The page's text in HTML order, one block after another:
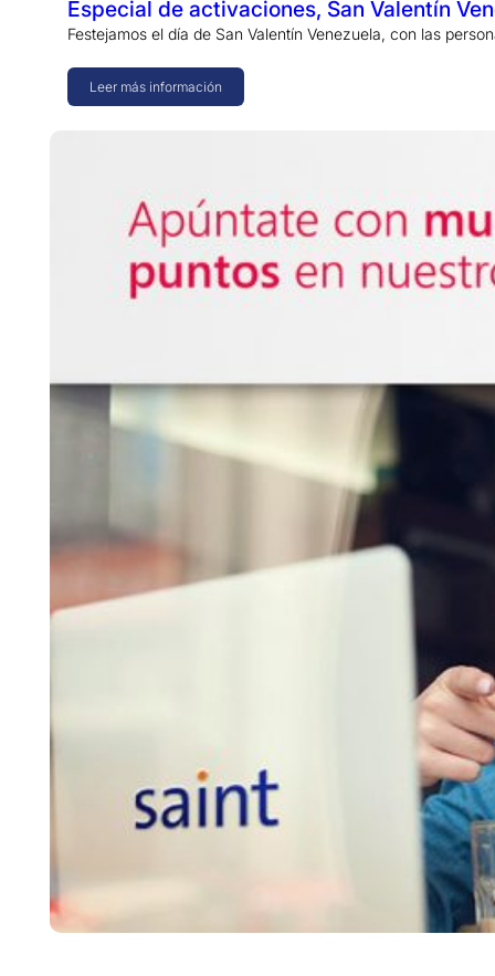
Especial de activaciones, San Valentín
Festejamos el día de San Valentín Venezuela, con las
Leer más información